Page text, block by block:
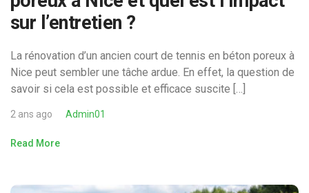
sur l’entretien ?
La rénovation d’un ancien court de tennis en béton poreux à
Nice peut sembler une tâche ardue. En effet, la question de
savoir si cela est possible et efficace suscite […]
2 ans ago Admin01
Read More